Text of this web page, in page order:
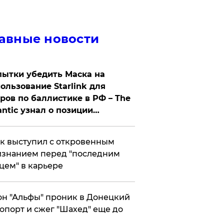
новости
убедить Маска на
Starlink для
по баллистике в РФ – The
узнал о позиции
выступил с откровенным
перед "последним
в карьере
"Альфы" проник в Донецкий
и сжег "Шахед" еще до